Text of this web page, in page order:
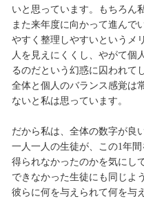
いと思っています。もちろん
また来年度に向かって進んで
やすく整理しやすいというメ
人を見えにくくし、やがて個
るのだという幻惑に囚われて
全体と個人のバランス感覚は
ないと私は思っています。
だから私は、全体の数字が良
一人一人の生徒が、この1年
得られなかったのかを気にし
できなかった生徒にも同じよ
彼らに何を与えられて何を与